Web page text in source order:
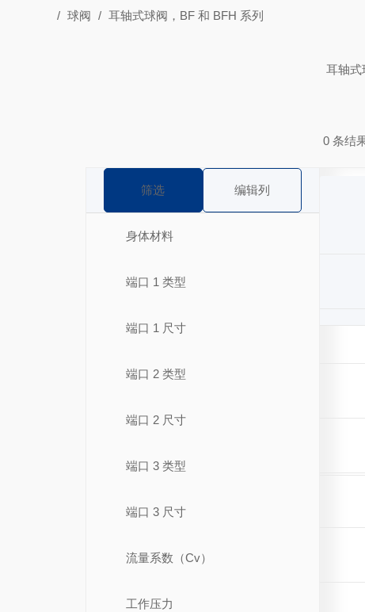
/ 球阀 / 耳轴式球阀，BF 和 BFH 系列
耳轴式
0 条结
筛选 编辑列
身体材料
端口 1 类型
端口 1 尺寸
端口 2 类型
端口 2 尺寸
端口 3 类型
端口 3 尺寸
流量系数（Cv）
工作压力